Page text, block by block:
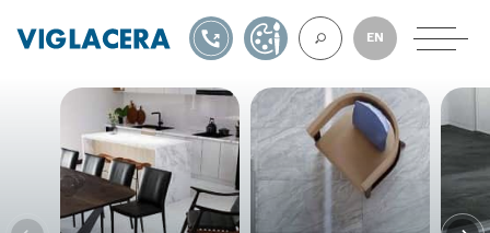
VỀ CHÚNG
EN
1900561582TỰ THIẾT KẾ